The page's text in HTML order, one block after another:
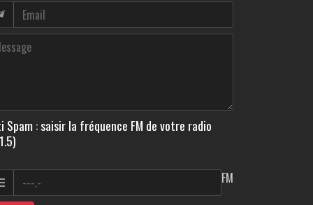
Spam : saisir la fréquence FM de votre radio
FM